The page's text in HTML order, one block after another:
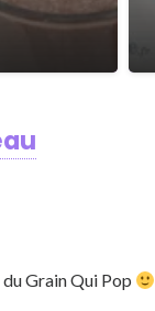
Grain Qui Pop